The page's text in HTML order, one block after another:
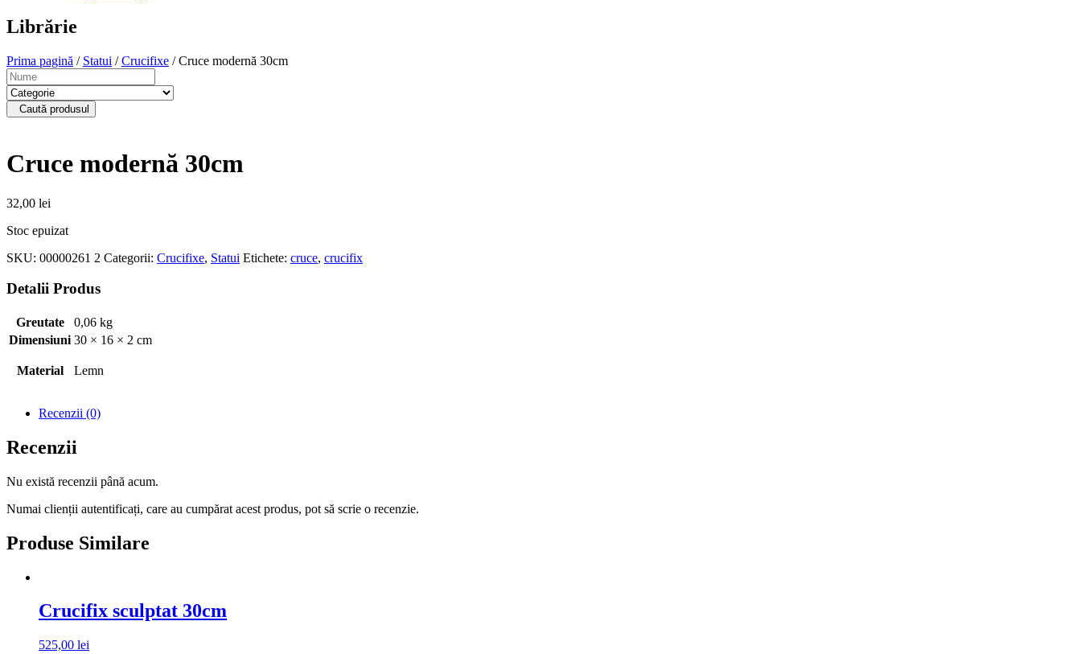
Librărie
Prima pagină / Statui /Crucifixe / Cruce modernă 30cm
Caută produsul
Cruce modernă 30cm
32,00 lei
Stoc epuizat
SKU: 00000261 2 Categorii: Crucifixe, Statui Etichete: cruce, crucifix
Detalii Produs
Greutate
0,06 kg
Dimensiuni 30 × 16 × 2 cm
Material Lemn
Recenzii (0)
Recenzii
Nu există recenzii până acum.
Numai clienții autentificați, care au cumpărat acest produs, pot să scrie o recenzie.
Produse Similare
Crucifix sculptat 30cm
525,00 lei